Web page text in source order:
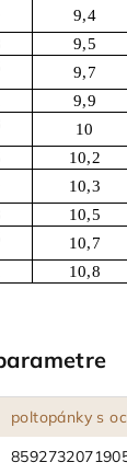
9,4
9,5
9,7
9,9
10
10,2
10,3
10,5
10,7
10,8
poltopánky s